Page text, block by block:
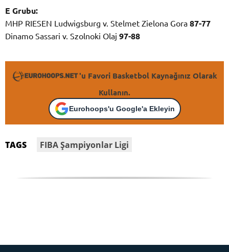
E Grubu:
MHP RIESEN Ludwigsburg v. Stelmet Zielona Gora 87-77
Dinamo Sassari v. Szolnoki Olaj 97-88
'u Favori Basketbol Kaynağınız Olarak
Kullanın.
Eurohoops'u Google'a Ekleyin
TAGS FIBA Şampiyonlar Ligi